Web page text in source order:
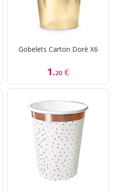
Gobelets Carton Doré X6
1.20 €